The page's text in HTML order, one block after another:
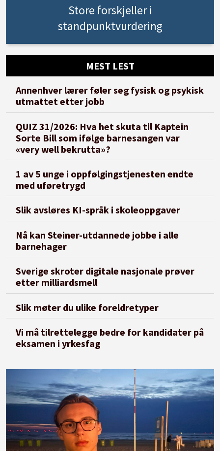
Store forskjeller i
standpunktvurdering
MEST LEST
Annenhver lærer føler seg fysisk og psykisk
utmattet etter jobb
QUIZ 31/2026: Hva het skuta til Kaptein
Sorte Bill som ifølge barnesangen var
«very well bekrutta»?
1 av 5 unge i oppfølgingstjenesten endte
med uføretrygd
Slik avsløres KI-språk i skoleoppgaver
Nå kan Steiner-utdannede jobbe i alle
barnehager
Sverige skroter digitale nasjonale prøver
etter milliardsmell
Slik møter du ulike foreldretyper
Vi må tilrettelegge bedre for kandidater på
eksamen i yrkesfag